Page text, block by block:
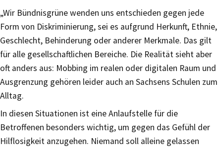
„Wir Bündnisgrüne wenden uns entschieden gegen jede
Form von Diskriminierung, sei es aufgrund Herkunft, Ethnie,
Geschlecht, Behinderung oder anderer Merkmale. Das gilt
für alle gesellschaftlichen Bereiche. Die Realität sieht aber
oft anders aus: Mobbing im realen oder digitalen Raum und
Ausgrenzung gehören leider auch an Sachsens Schulen zum
Alltag.
In diesen Situationen ist eine Anlaufstelle für die
Betroffenen besonders wichtig, um gegen das Gefühl der
Hilflosigkeit anzugehen. Niemand soll alleine gelassen